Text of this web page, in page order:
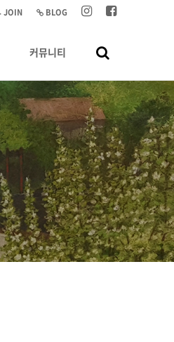
BLOG
JOIN
커뮤니티